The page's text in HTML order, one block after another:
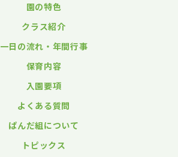
園の特色
クラス紹介
一日の流れ・年間行事
保育内容
入園要項
よくある質問
ぱんだ組について
トピックス